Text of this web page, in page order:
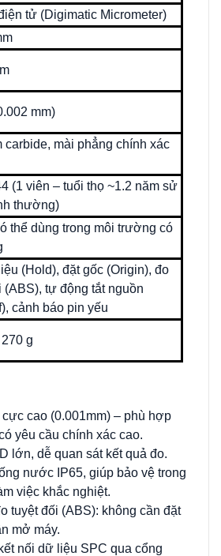
tử (Digimatic Micrometer)
mm)
carbide, mài phẳng chính xác
(1 viên – tuổi thọ ~1.2 năm sử
thường)
thể dùng trong môi trường có
(Hold), đặt gốc (Origin), đo
(ABS), tự động tắt nguồn
cảnh báo pin yếu
g
cao (0.001mm) – phù hợp
yêu cầu chính xác cao.
lớn, dễ quan sát kết quả đo.
nước IP65, giúp bảo vệ trong
việc khắc nghiệt.
tuyệt đối (ABS): không cần đặt
mở máy.
nối dữ liệu SPC qua cổng